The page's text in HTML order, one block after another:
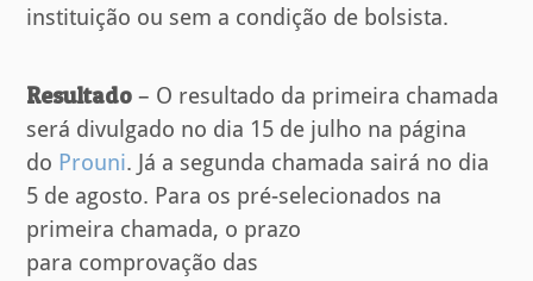
instituição ou sem a condição de bolsista.
Resultado – O resultado da primeira chamada
será divulgado no dia 15 de julho na página
do Prouni. Já a segunda chamada sairá no dia
5 de agosto. Para os pré-selecionados na
primeira chamada, o prazo
para comprovação das